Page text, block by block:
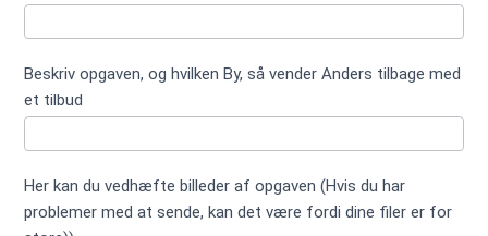
Beskriv opgaven, og hvilken By, så vender Anders tilbage med
et tilbud
Her kan du vedhæfte billeder af opgaven (Hvis du har
problemer med at sende, kan det være fordi dine filer er for